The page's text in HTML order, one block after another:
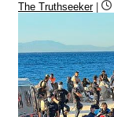
The Truthseeker|